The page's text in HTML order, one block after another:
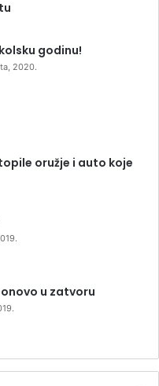
godinu!
2020.
oružje i auto koje
u zatvoru